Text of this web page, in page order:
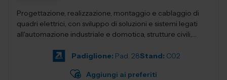
Progettazione, realizzazione, montaggio e cablaggio di
quadri elettrici, con sviluppo di soluzioni e sistemi legati
all'automazione industriale e domotica, strutture civili,
Padiglione: Pad. 28Stand: C02
Aggiungi ai preferiti